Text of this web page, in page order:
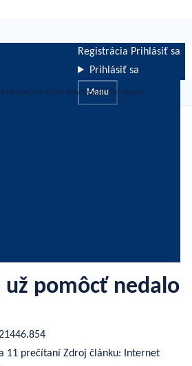
Registrácia Prihlásiť sa
Prihlásiť sa
Menu
kalkulačkyPREMIUMVIDEÁPridať obsah
šokuje
nedokázal
2-ročnú dcérku.
už pomôcť nedalo
11 prečítaní Zdroj článku: Internet